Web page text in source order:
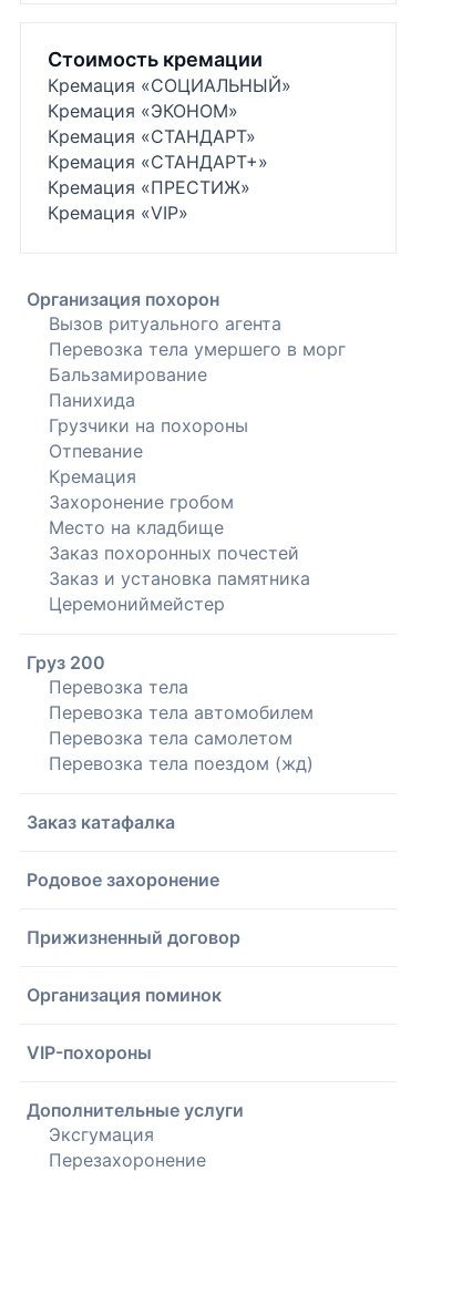
Стоимость кремации
Кремация «СОЦИАЛЬНЫЙ»
Кремация «ЭКОНОМ»
Кремация «СТАНДАРТ»
Кремация «СТАНДАРТ+»
Кремация «ПРЕСТИЖ»
Кремация «VIP»
Организация похорон
Вызов ритуального агента
Перевозка тела умершего в морг
Бальзамирование
Панихида
Грузчики на похороны
Отпевание
Кремация
Захоронение гробом
Место на кладбище
Заказ похоронных почестей
Заказ и установка памятника
Церемониймейстер
Груз 200
Перевозка тела
Перевозка тела автомобилем
Перевозка тела самолетом
Перевозка тела поездом (жд)
Заказ катафалка
Родовое захоронение
Прижизненный договор
Организация поминок
VIP-похороны
Дополнительные услуги
Эксгумация
Перезахоронение